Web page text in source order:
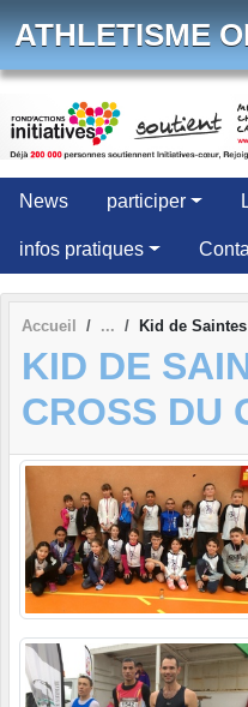
ATHLETISME
News participer
infos pratiques
Accueil Kid de
KID DE
CROSS DU